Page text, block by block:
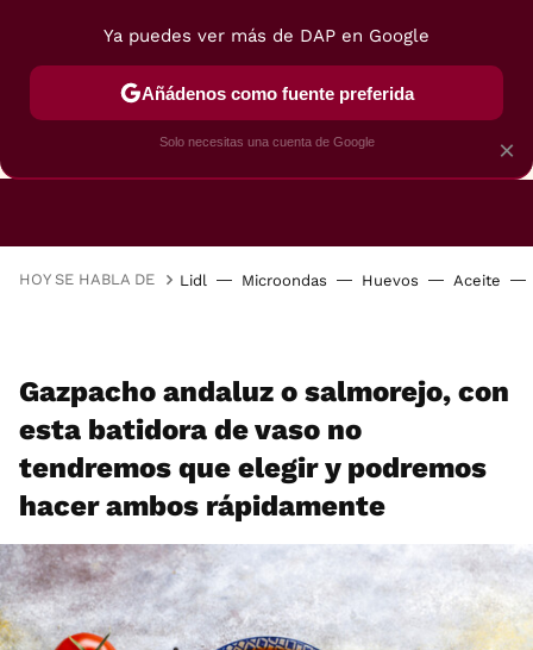
FREIDORAS DE AIRE GUÍAS DE
HOY SE HABLA DE Lidl Microondas Huevos Aceite
Gazpacho andaluz o salmorejo, con
esta batidora de vaso no
tendremos que elegir y podremos
hacer ambos rápidamente
×
Ya puedes ver más de DAP en Google
Añádenos como fuente preferida
Solo necesitas una cuenta de Google